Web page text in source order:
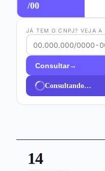
/00
JÁ TEM O CNPJ? VEJA A
Consultar→
Consultando…
14